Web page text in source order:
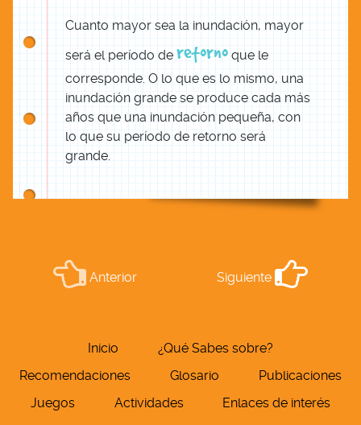
Cuanto mayor sea la inundación, mayor
será el período de retorno que le
corresponde. O lo que es lo mismo, una
inundación grande se produce cada más
años que una inundación pequeña, con
lo que su período de retorno será
grande.
Anterior Siguiente
Inicio
¿Qué Sabes sobre?
Recomendaciones
Glosario
Publicaciones
Juegos
Actividades Enlaces de interés